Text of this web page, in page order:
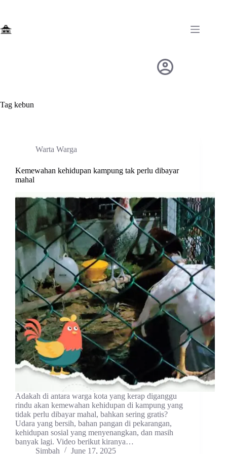
Tag kebun
Warta Warga
Kemewahan kehidupan kampung tak perlu dibayar
mahal
Adakah di antara warga kota yang kerap diganggu
rindu akan kemewahan kehidupan di kampung yang
tidak perlu dibayar mahal, bahkan sering gratis?
Udara yang bersih, bahan pangan di pekarangan,
kehidupan sosial yang menyenangkan, dan masih
banyak lagi. Video berikut kiranya…
Simbah
June 17, 2025